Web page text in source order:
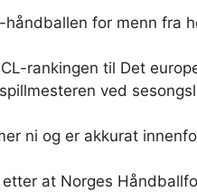
for menn fra
rankingen til Det
ved
ni og er akkurat
at Norges